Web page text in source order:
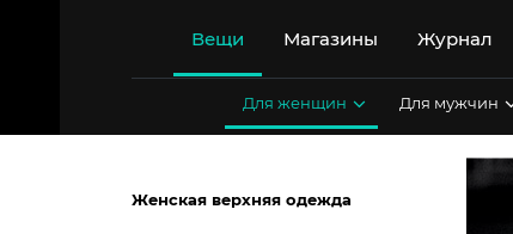
Вещи Магазины Журнал
Для женщин Для мужчин
Женская верхняя одежда